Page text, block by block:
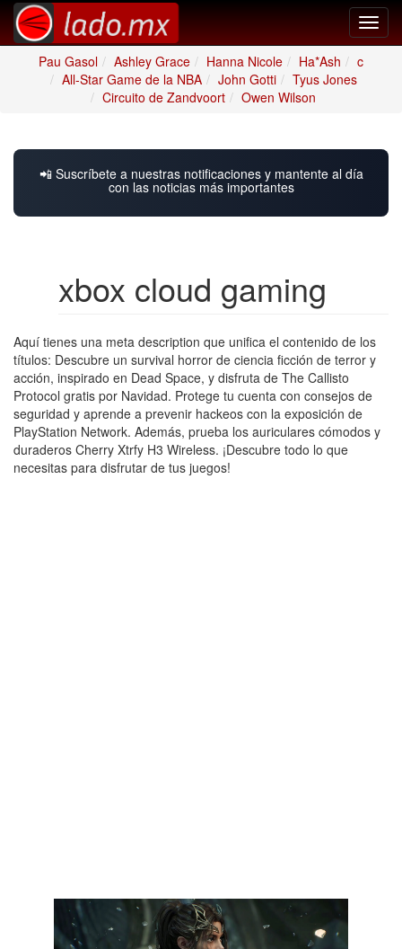
Pau Gasol
Ashley Grace Hanna Nicole Ha*Ash
c
All-Star Game de la NBA
John Gotti
Tyus Jones
Circuito de Zandvoort
Owen Wilson
📲 Suscríbete a nuestras notificaciones y mantente al día
con las noticias más importantes
xbox cloud gaming
Aquí tienes una meta description que unifica el contenido de los
títulos: Descubre un survival horror de ciencia ficción de terror y
acción, inspirado en Dead Space, y disfruta de The Callisto
Protocol gratis por Navidad. Protege tu cuenta con consejos de
seguridad y aprende a prevenir hackeos con la exposición de
PlayStation Network. Además, prueba los auriculares cómodos y
duraderos Cherry Xtrfy H3 Wireless. ¡Descubre todo lo que
necesitas para disfrutar de tus juegos!